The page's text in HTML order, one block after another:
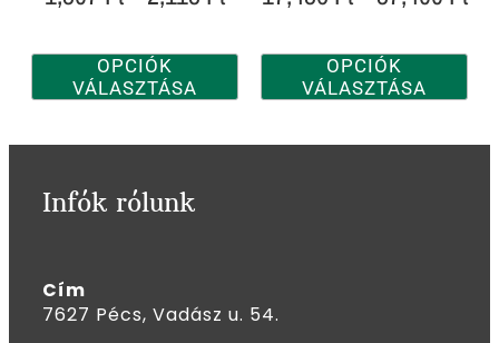
OPCIÓK
VÁLASZTÁSA
OPCIÓK
VÁLASZTÁSA
Infók rólunk
Cím
7627 Pécs, Vadász u. 54.